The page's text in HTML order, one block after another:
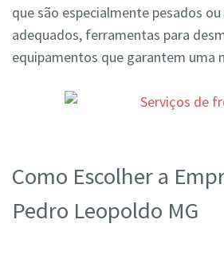
que são especialmente pesados
adequados, ferramentas para
equipamentos que garantem uma
Como Escolher a
Pedro Leopoldo MG